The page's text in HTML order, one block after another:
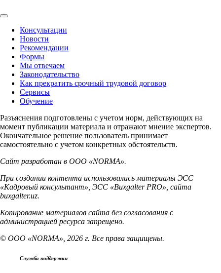
Консультации
Новости
Рекомендации
Формы
Мы отвечаем
Законодательство
Как прекратить срочный трудовой договор
Сервисы
Обучение
Разъяснения подготовлены с учетом норм, действующих на
момент публикации материала и отражают мнение экспертов.
Окончательное решение пользователь принимает
самостоятельно с учетом конкретных обстоятельств.
Сайт разработан в ООО «NORMA».
При создании контента использовались материалы ЭСС
«Кадровый консультант», ЭСС «Buxgalter PRO», сайта
buxgalter.uz.
Копирование материалов сайта без согласования с
администрацией ресурса запрещено.
© ООО «NORMA», 2026 г. Все права защищены.
Служба поддержки